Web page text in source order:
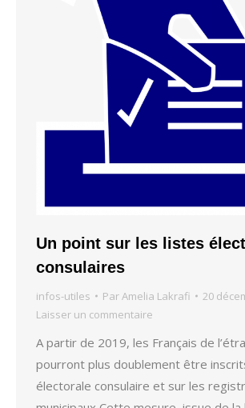
Un point sur les listes
consulaires
infos-utiles Par Amelia Lakrafi
20
Laisser un commentaire
A partir de 2019, les Français de
pourront plus doublement être
électorale consulaire et sur les